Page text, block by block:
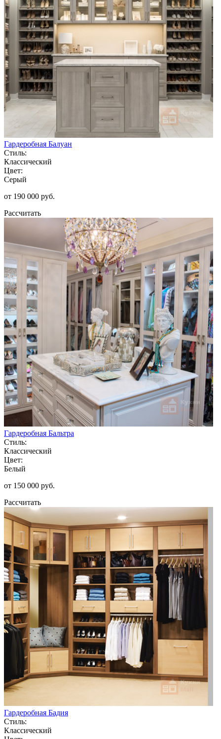
Гардеробная Балуан
Стиль:
Классический
Цвет:
Серый
от 190 000 руб.
Рассчитать
Гардеробная Бальтра
Стиль:
Классический
Цвет:
Белый
от 150 000 руб.
Рассчитать
Гардеробная Бадия
Стиль:
Классический